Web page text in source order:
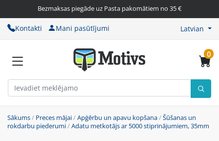
Bezmaksas piegāde uz Pasta pakomātiem no 35 €
Kontakti Mani pasūtījumi Latvian
0
Sākums/ Preces mājai/Apģērbu un apavu kopšana/Šūšanas un
rokdarbu piederumi/Adatu metkotājs ar 5000 stiprinājumiem, 35mm